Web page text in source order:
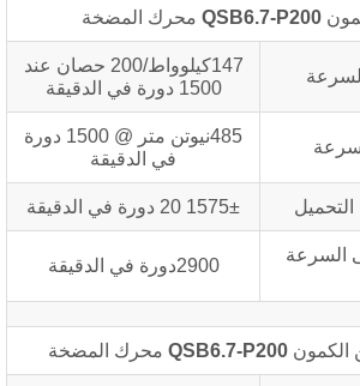
QSB6.7-P200 محرك المضخة
147كيلوواط/200 حصان عند
1500 دورة في الدقيقة
485نيوتن متر @ 1500 دورة
في الدقيقة
1575± 20 دورة في الدقيقة
2900دورة في الدقيقة
الكمونQSB6.7-P200 محرك المضخة